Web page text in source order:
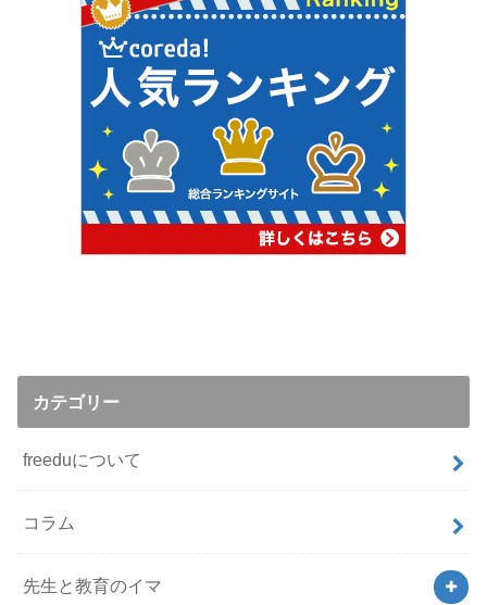
カテゴリー
freeduについて
コラム
先生と教育のイマ